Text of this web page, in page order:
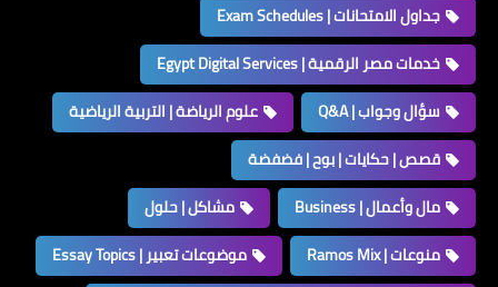
جداول الامتحانات | Exam Schedules
خدمات مصر الرقمية | Egypt Digital Services
سؤال وجواب | Q&A
علوم الرياضة | التربية الرياضية
قصص | حكايات | بوح | فضفضة
مال وأعمال | Business
مشاكل | حلول
منوعات | Ramos Mix
موضوعات تعبير | Essay Topics